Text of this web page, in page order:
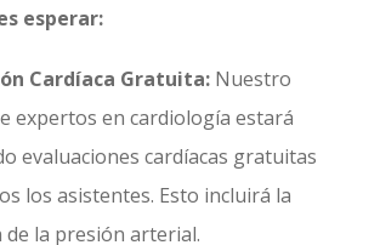
esperar:
Cardíaca Gratuita: Nuestro
expertos en cardiología estará
evaluaciones cardíacas gratuitas
los asistentes. Esto incluirá la
de la presión arterial.